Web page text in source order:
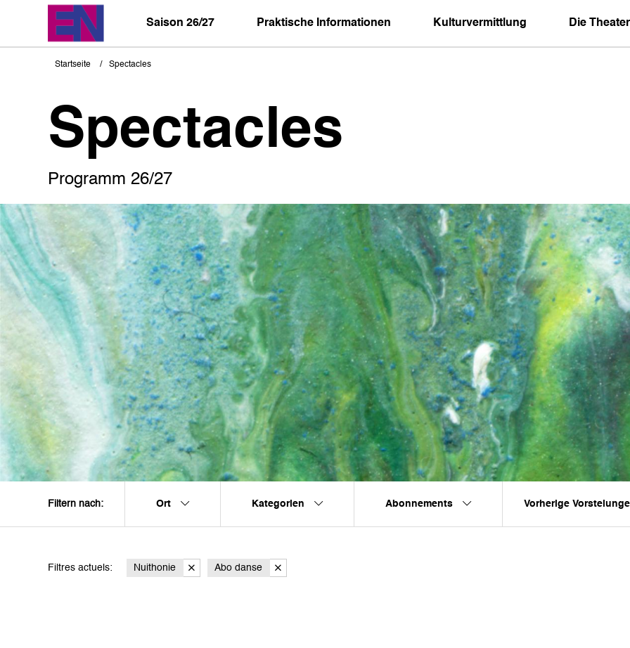
Saison 26/27 Praktische Informationen Kulturvermittlung Die Theater
Pfadnavigation
Startseite Spectacles
Spectacles
Programm 26/27
Filtern nach: Ort Kategorien Abonnements Vorherige
Filtres actuels: Nuithonie Abo danse